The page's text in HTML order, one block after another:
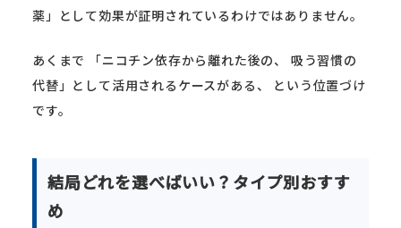
薬」として効果が証明されているわけではありません。
あくまで 「ニコチン依存から離れた後の、 吸う習慣の
代替」として活用されるケースがある、 という位置づけ
です。
結局どれを選べばいい？タイプ別おすす
め